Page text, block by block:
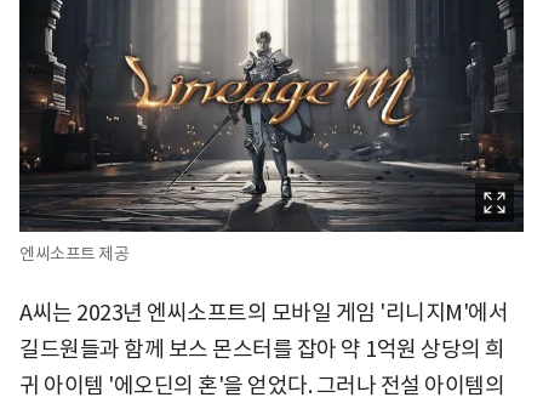
엔씨소프트 제공
A씨는 2023년 엔씨소프트의 모바일 게임 '리니지M'에서
길드원들과 함께 보스 몬스터를 잡아 약 1억원 상당의 희
귀 아이템 '에오딘의 혼'을 얻었다. 그러나 전설 아이템의